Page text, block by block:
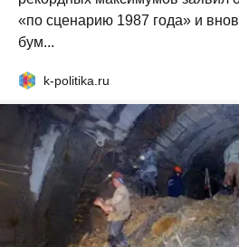
«по сценарию 1987 года» и
бум...
k-politika.ru